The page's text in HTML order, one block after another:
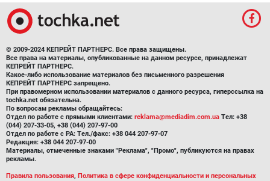
© 2009-2024 КЕПРЕЙТ ПАРТНЕРС. Все права защищены.
Все права на материалы, опубликованные на данном ресурсе, принадлежат
КЕПРЕЙТ ПАРТНЕРС.
Какое-либо использование материалов без письменного разрешения
КЕПРЕЙТ ПАРТНЕРС запрещено.
При правомерном использовании материалов с данного ресурса, гиперссылка на
tochka.net обязательна.
По вопросам рекламы обращайтесь:
Отдел по работе с прямыми клиентами: reklama@mediadim.com.ua Тел: +38
(044) 207-33-05, +38 (044) 207-97-00
Отдел по работе с РА: Тел./факс: +38 044 207-97-07
Редакция: +38 044 207-97-00
Материалы, отмеченные знаками "Реклама", "Промо", публикуются на правах
рекламы.
Правила пользования, Политика в сфере конфиденциальности и персональных